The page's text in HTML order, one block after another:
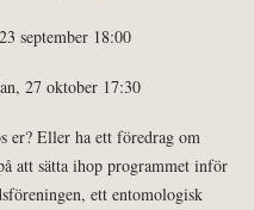
september 18:00
27 oktober 17:30
Eller ha ett föredrag om
att sätta ihop programmet inför
ett entomologisk